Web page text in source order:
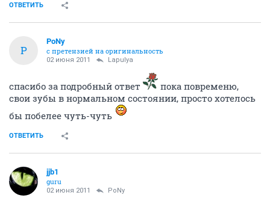
ОТВЕТИТЬ
P
PoNy
с претензией на оригинальность
02 июня 2011 Lapulya
спасибо за подробный ответ
пока повременю,
свои зубы в нормальном состоянии, просто хотелось
бы побелее чуть-чуть
ОТВЕТИТЬ
jjb1
guru
02 июня 2011 PoNy